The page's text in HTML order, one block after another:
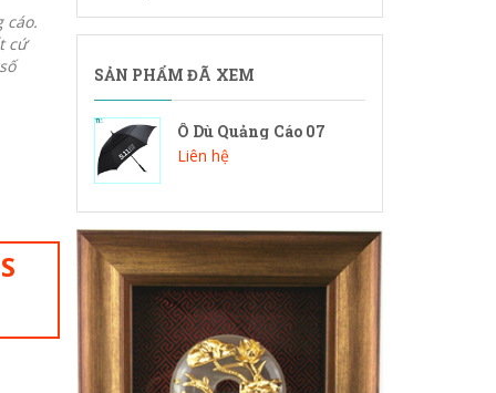
cáo.
cứ
SẢN PHẨM ĐÃ XEM
Ô Dù Quảng Cáo 07
Liên hệ